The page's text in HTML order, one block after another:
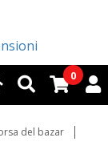
0
del bazar